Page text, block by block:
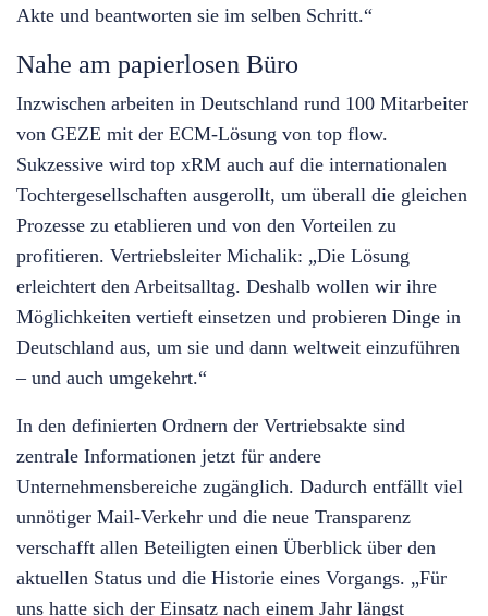
Akte und beantworten sie im selben Schritt.“
Nahe am papierlosen Büro
Inzwischen arbeiten in Deutschland rund 100 Mitarbeiter
von GEZE mit der ECM-Lösung von top flow.
Sukzessive wird top xRM auch auf die internationalen
Tochtergesellschaften ausgerollt, um überall die gleichen
Prozesse zu etablieren und von den Vorteilen zu
profitieren. Vertriebsleiter Michalik: „Die Lösung
erleichtert den Arbeitsalltag. Deshalb wollen wir ihre
Möglichkeiten vertieft einsetzen und probieren Dinge in
Deutschland aus, um sie und dann weltweit einzuführen
– und auch umgekehrt.“
In den definierten Ordnern der Vertriebsakte sind
zentrale Informationen jetzt für andere
Unternehmensbereiche zugänglich. Dadurch entfällt viel
unnötiger Mail-Verkehr und die neue Transparenz
verschafft allen Beteiligten einen Überblick über den
aktuellen Status und die Historie eines Vorgangs. „Für
uns hatte sich der Einsatz nach einem Jahr längst